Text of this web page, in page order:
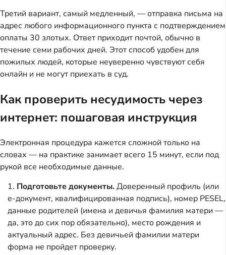
Третий вариант, самый медленный, — отправка письма на
адрес любого информационного пункта с подтверждением
оплаты 30 злотых. Ответ приходит почтой, обычно в
течение семи рабочих дней. Этот способ удобен для
пожилых людей, которые неуверенно чувствуют себя
онлайн и не могут приехать в суд.
Как проверить несудимость через
интернет: пошаговая инструкция
Электронная процедура кажется сложной только на
словах — на практике занимает всего 15 минут, если под
рукой все необходимые данные.
Подготовьте документы.Доверенный профиль (или
e-документ, квалифицированная подпись), номер PESEL,
данные родителей (имена и девичья фамилия матери —
да, это до сих пор обязательно), место рождения и
актуальный адрес. Без девичьей фамилии матери
форма не пройдет проверку.